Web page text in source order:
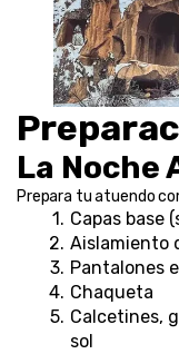
La Noche
Prepara tu atuendo
Capas base
Aislamiento
Pantalones
Chaqueta
Calcetines,
sol